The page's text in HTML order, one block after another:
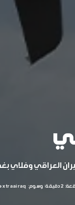
العراقي وفلاي
وسوم: